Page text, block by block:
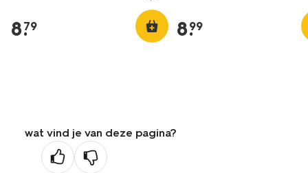
8.
79 8.
99
wat vind je van deze pagina?